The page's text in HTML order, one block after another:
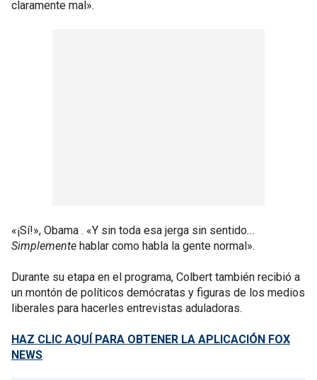
claramente mal».
«¡Sí!», Obama . «Y sin toda esa jerga sin sentido...
Simplemente hablar como habla la gente normal».
Durante su etapa en el programa, Colbert también recibió a
un montón de políticos demócratas y figuras de los medios
liberales para hacerles entrevistas aduladoras.
HAZ CLIC AQUÍ PARA OBTENER LA APLICACIÓN FOX
NEWS